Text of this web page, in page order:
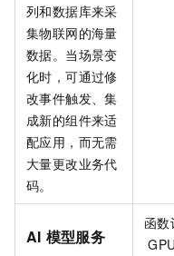
列和数据库来采
集物联网的海量
数据。当场景变
化时，可通过修
改事件触发、集
成新的组件来适
配应用，而无需
大量更改业务代
码。
AI 模型服务
函数
GPU